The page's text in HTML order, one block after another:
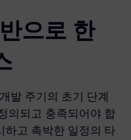
으로 한
발 주기의 초기 단계
의되고 충족되어야 합
하고 촉박한 일정의 타